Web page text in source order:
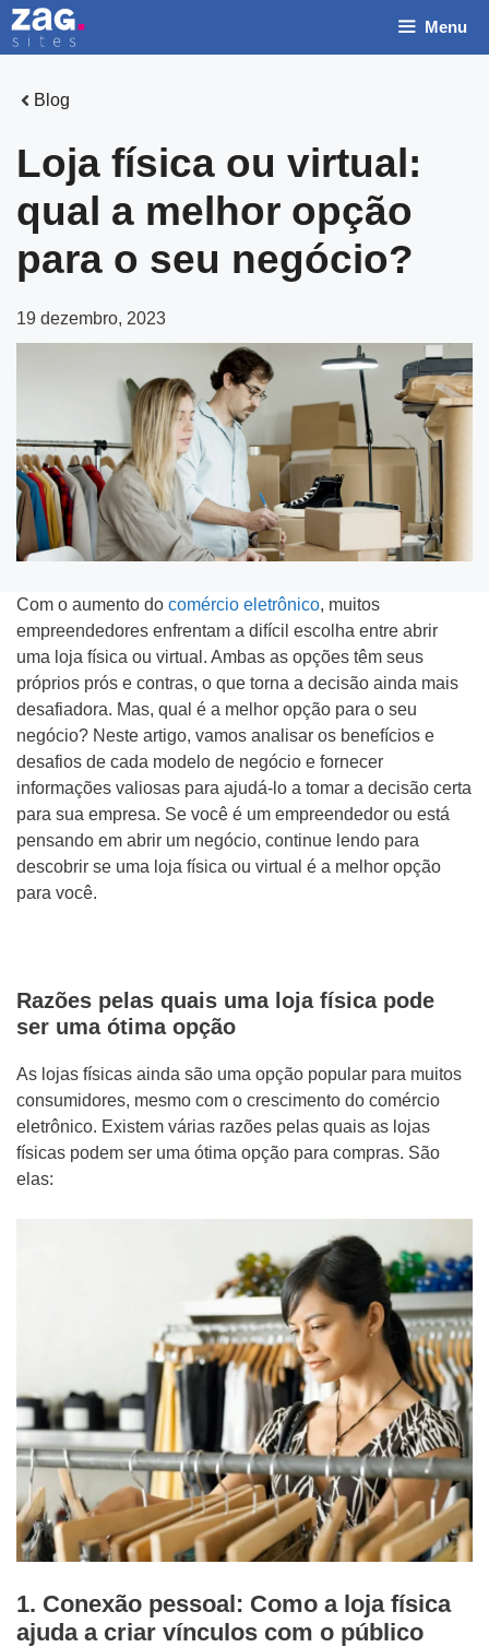
Pular
para
conteúdo
Menu
Blog
Loja física ou virtual:
qual a melhor opção
para o seu negócio?
19 dezembro, 2023
Com o aumento do comércio eletrônico, muitos
empreendedores enfrentam a difícil escolha entre abrir
uma loja física ou virtual. Ambas as opções têm seus
próprios prós e contras, o que torna a decisão ainda mais
desafiadora. Mas, qual é a melhor opção para o seu
negócio? Neste artigo, vamos analisar os benefícios e
desafios de cada modelo de negócio e fornecer
informações valiosas para ajudá-lo a tomar a decisão certa
para sua empresa. Se você é um empreendedor ou está
pensando em abrir um negócio, continue lendo para
descobrir se uma loja física ou virtual é a melhor opção
para você.
Razões pelas quais uma loja física pode
ser uma ótima opção
As lojas físicas ainda são uma opção popular para muitos
consumidores, mesmo com o crescimento do comércio
eletrônico. Existem várias razões pelas quais as lojas
físicas podem ser uma ótima opção para compras. São
elas:
1. Conexão pessoal: Como a loja física
ajuda a criar vínculos com o público
Tipo do Projeto
Criação de Site
Google ADS
Criação de Loja Virtual
SEO (Ranking no Google)
Mídias Sociais
Outros
ENVIAR
WHATSAPP: (62) 99168 - 8014